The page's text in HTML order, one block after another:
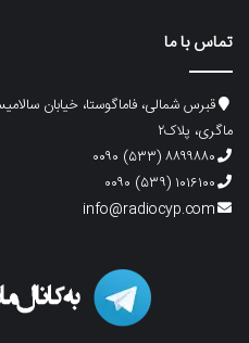
تماس با ما
ماگری، پلاک۲
۸۸۹۹۸۸۰ (۵۳۳) ۰۰۹۰
۱۰۱۶۱۰۰ (۵۳۹) ۰۰۹۰
info@radiocyp.com